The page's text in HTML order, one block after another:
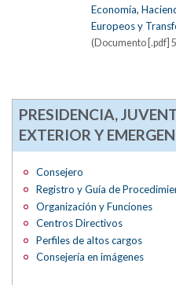
Economía,
Europeos y
(Documento [.pdf]
PRESIDENCIA,
EXTERIOR Y
Consejero
Registro y Guía de
Organización y Funciones
Centros Directivos
Perfiles de altos cargos
Consejería en imágenes